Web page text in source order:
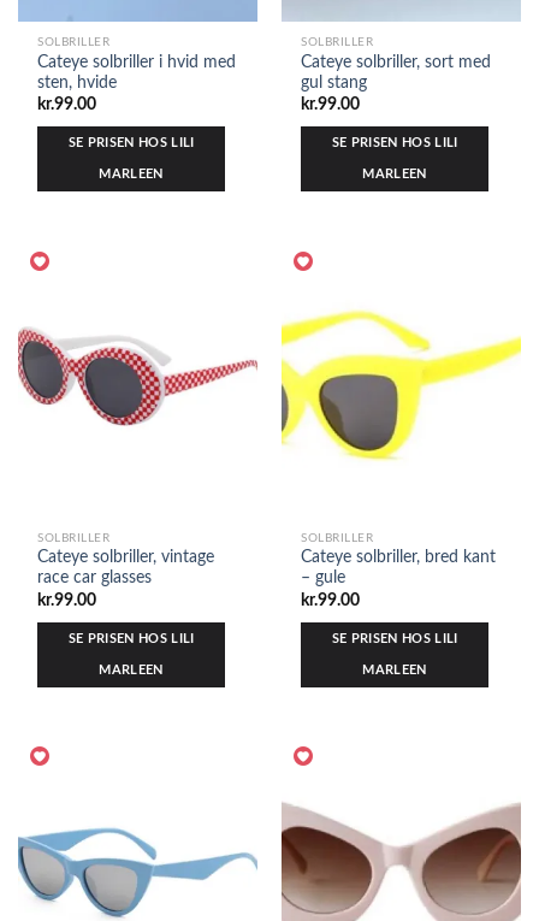
SOLBRILLER
Cateye solbriller i hvid med
sten, hvide
kr.99.00
SE PRISEN HOS LILI
MARLEEN
SOLBRILLER
Cateye solbriller, sort med
gul stang
kr.99.00
SE PRISEN HOS LILI
MARLEEN
SOLBRILLER
Cateye solbriller, vintage
race car glasses
kr.99.00
SE PRISEN HOS LILI
MARLEEN
SOLBRILLER
Cateye solbriller, bred kant
– gule
kr.99.00
SE PRISEN HOS LILI
MARLEEN